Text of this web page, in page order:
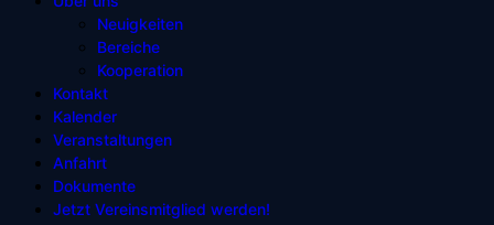
Neuigkeiten
Bereiche
Kooperation
Kontakt
Kalender
Veranstaltungen
Anfahrt
Dokumente
Jetzt Vereinsmitglied werden!